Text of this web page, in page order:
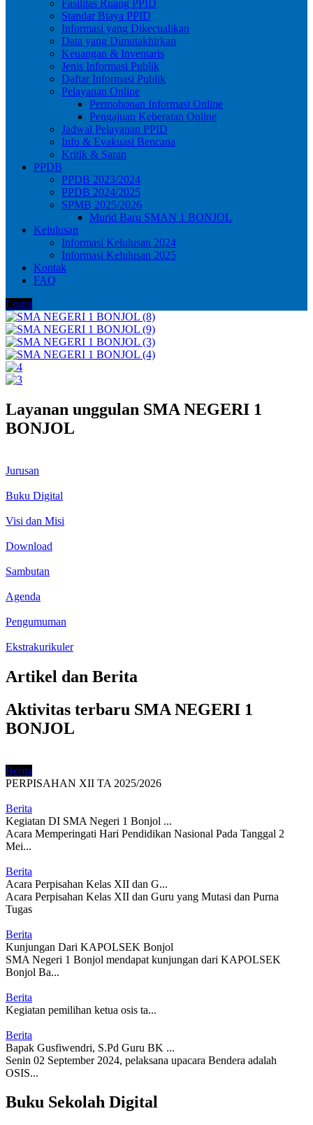
Fasilitas Ruang PPID
Standar Biaya PPID
Informasi yang Dikecualikan
Data yang Dimutakhirkan
Keuangan & Inventaris
Jenis Informasi Publik
Daftar Informasi Publik
Pelayanan Online
Permohonan Informasi Online
Pengajuan Keberatan Online
Jadwal Pelayanan PPID
Info & Evakuasi Bencana
Kritik & Saran
PPDB
PPDB 2023/2024
PPDB 2024/2025
SPMB 2025/2026
Murid Baru SMAN 1 BONJOL
Kelulusan
Informasi Kelulusan 2024
Informasi Kelulusan 2025
Kontak
FAQ
Login
Layanan unggulan SMA NEGERI 1
BONJOL
Jurusan
Buku Digital
Visi dan Misi
Download
Sambutan
Agenda
Pengumuman
Ekstrakurikuler
Artikel dan Berita
Aktivitas terbaru SMA NEGERI 1
BONJOL
Berita
PERPISAHAN XII TA 2025/2026
Berita
Kegiatan DI SMA Negeri 1 Bonjol ...
Acara Memperingati Hari Pendidikan Nasional Pada Tanggal 2
Mei...
Berita
Acara Perpisahan Kelas XII dan G...
Acara Perpisahan Kelas XII dan Guru yang Mutasi dan Purna
Tugas
Berita
Kunjungan Dari KAPOLSEK Bonjol
SMA Negeri 1 Bonjol mendapat kunjungan dari KAPOLSEK
Bonjol Ba...
Berita
Kegiatan pemilihan ketua osis ta...
Berita
Bapak Gusfiwendri, S.Pd Guru BK ...
Senin 02 September 2024, pelaksana upacara Bendera adalah
OSIS...
Buku Sekolah Digital